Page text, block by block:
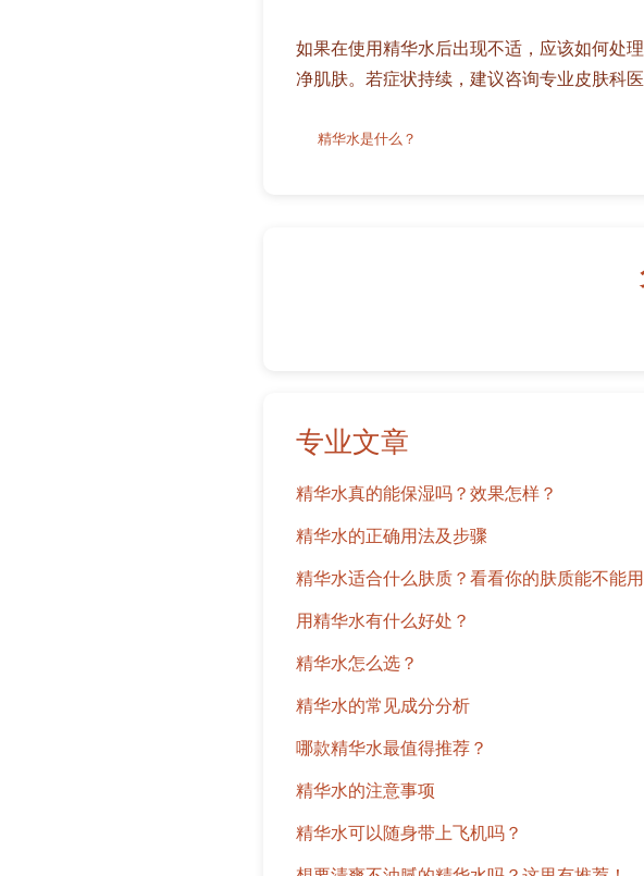
如果在使用精华水后出现不适，应该如何处
净肌肤。若症状持续，建议咨询专业皮肤科医
精华水是什么？
专业文章
精华水真的能保湿吗？效果怎样？
精华水的正确用法及步骤
精华水适合什么肤质？看看你的肤质能不能用
用精华水有什么好处？
精华水怎么选？
精华水的常见成分分析
哪款精华水最值得推荐？
精华水的注意事项
精华水可以随身带上飞机吗？